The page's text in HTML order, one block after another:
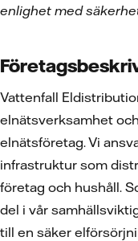
enlighet med
Vattenfall
elnätsverksamhet
elnätsföretag. Vi
infrastruktur som
företag och hushåll.
del i vår
till en säker